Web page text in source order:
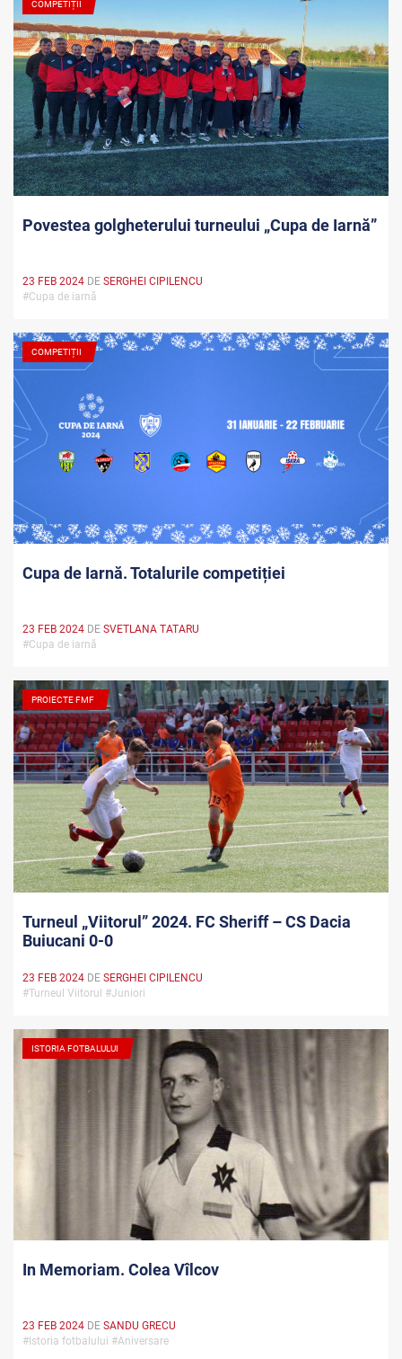
COMPETIȚII
Povestea golgheterului turneului „Cupa de Iarnă”
23 FEB 2024 DE SERGHEI CIPILENCU
#Cupa de iarnă
COMPETIȚII
Cupa de Iarnă. Totalurile competiției
23 FEB 2024 DE SVETLANA TATARU
#Cupa de iarnă
PROIECTE FMF
Turneul „Viitorul” 2024. FC Sheriff – CS Dacia
Buiucani 0-0
23 FEB 2024 DE SERGHEI CIPILENCU
#Turneul Viitorul #Juniori
ISTORIA FOTBALULUI
In Memoriam. Colea Vîlcov
23 FEB 2024 DE SANDU GRECU
#Istoria fotbalului #Aniversare